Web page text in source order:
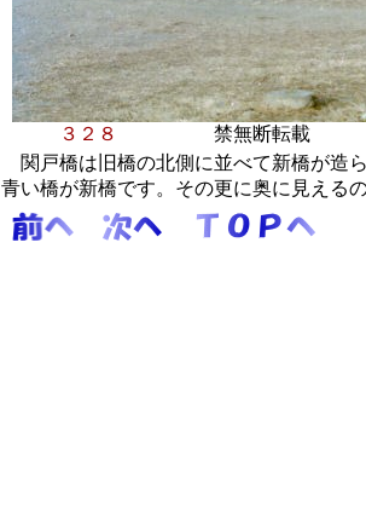
３２８ 禁無断転載
関戸橋は旧橋の北側に並べて新橋が造
青い橋が新橋です。その更に奥に見える